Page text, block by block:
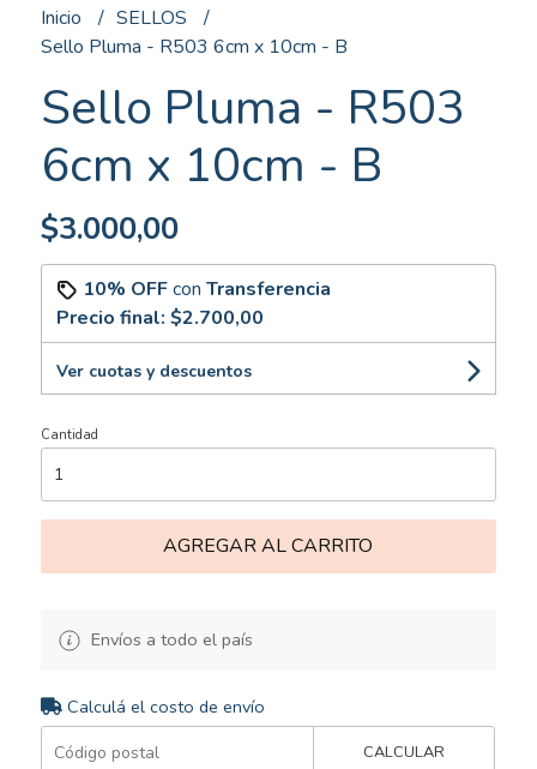
Inicio
SELLOS
Sello Pluma - R503 6cm x 10cm - B
Sello Pluma - R503
6cm x 10cm - B
$3.000,00
10% OFFcon Transferencia
Precio final: $2.700,00
Ver cuotas y descuentos
Cantidad
AGREGAR AL CARRITO
Envíos a todo el país
Calculá el costo de envío
CALCULAR